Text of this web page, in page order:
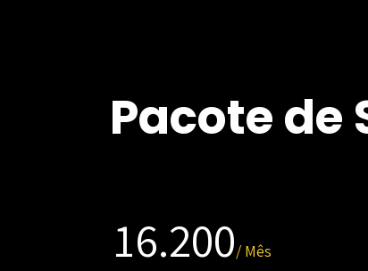
Pacote de
16.200/ Mês